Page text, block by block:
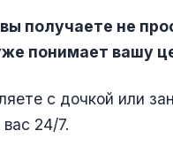
получаете не
понимает вашу
с дочкой или
24/7.